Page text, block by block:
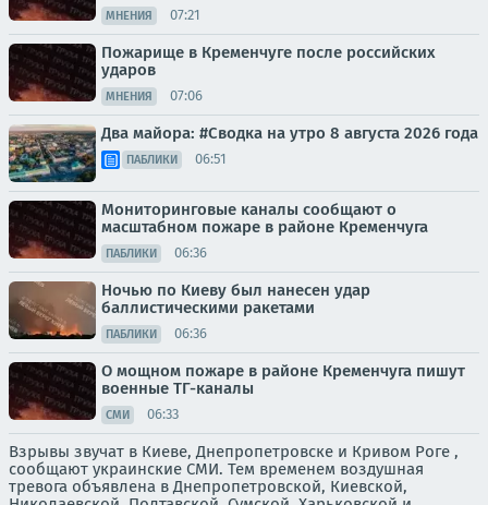
МНЕНИЯ 07:21
Пожарище в Кременчуге после российских
ударов
МНЕНИЯ 07:06
Два майора: #Сводка на утро 8 августа 2026 года
ПАБЛИКИ 06:51
Мониторинговые каналы сообщают о
масштабном пожаре в районе Кременчуга
ПАБЛИКИ 06:36
Ночью по Киеву был нанесен удар
баллистическими ракетами
ПАБЛИКИ 06:36
О мощном пожаре в районе Кременчуга пишут
военные ТГ-каналы
СМИ 06:33
Взрывы звучат в Киеве, Днепропетровске и Кривом Роге ,
сообщают украинские СМИ. Тем временем воздушная
тревога объявлена в Днепропетровской, Киевской,